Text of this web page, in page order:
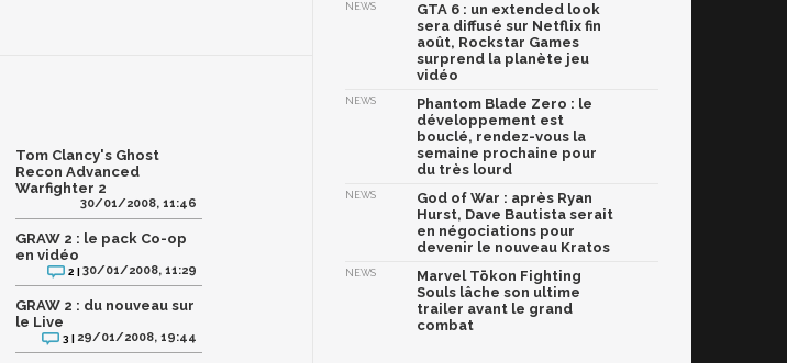
Tom Clancy's Ghost
Recon Advanced
Warfighter 2
30/01/2008, 11:46
GRAW 2 : le pack Co-op
en vidéo
2 |30/01/2008, 11:29
GRAW 2 : du nouveau sur
le Live
3 | 29/01/2008, 19:44
NEWS
GTA 6 : un extended look
sera diffusé sur Netflix fin
août, Rockstar Games
surprend la planète jeu
vidéo
NEWS
Phantom Blade Zero : le
développement est
bouclé, rendez-vous la
semaine prochaine pour
du très lourd
NEWS
God of War : après Ryan
Hurst, Dave Bautista serait
en négociations pour
devenir le nouveau Kratos
NEWS
Marvel Tōkon Fighting
Souls lâche son ultime
trailer avant le grand
combat